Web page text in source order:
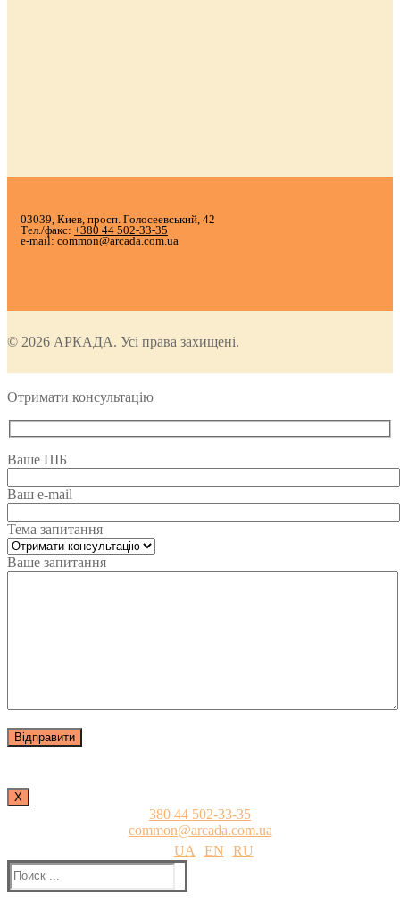
03039, Киев, просп. Голосеевський, 42
Тел./факс: +380 44 502-33-35
e-mail: common@arcada.com.ua
© 2026 АРКАДА. Усі права захищені.
Отримати консультацію
Ваше ПІБ
Ваш e-mail
Тема запитання
Ваше запитання
Х
380 44 502-33-35
common@arcada.com.ua
UA
EN
RU
Найти: